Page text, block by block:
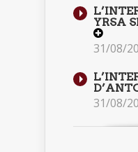
YRSA
31/08/
31/08/